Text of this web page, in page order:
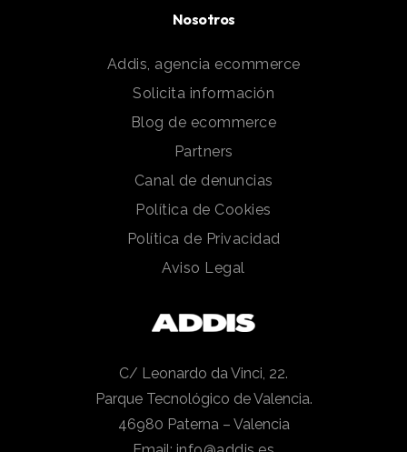
Nosotros
Addis, agencia ecommerce
Solicita información
Blog de ecommerce
Partners
Canal de denuncias
Política de Cookies
Política de Privacidad
Aviso Legal
C/ Leonardo da Vinci, 22.
Parque Tecnológico de Valencia.
46980 Paterna – Valencia